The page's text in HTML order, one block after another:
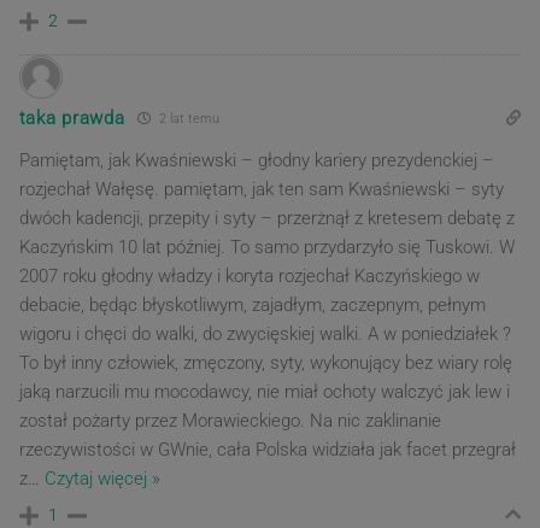
2
taka prawda 2 lat temu
Pamiętam, jak Kwaśniewski – głodny kariery prezydenckiej –
rozjechał Wałęsę. pamiętam, jak ten sam Kwaśniewski – syty
dwóch kadencji, przepity i syty – przerżnął z kretesem debatę z
Kaczyńskim 10 lat później. To samo przydarzyło się Tuskowi. W
2007 roku głodny władzy i koryta rozjechał Kaczyńskiego w
debacie, będąc błyskotliwym, zajadłym, zaczepnym, pełnym
wigoru i chęci do walki, do zwycięskiej walki. A w poniedziałek ?
To był inny człowiek, zmęczony, syty, wykonujący bez wiary rolę
jaką narzucili mu mocodawcy, nie miał ochoty walczyć jak lew i
został pożarty przez Morawieckiego. Na nic zaklinanie
rzeczywistości w GWnie, cała Polska widziała jak facet przegrał
z… Czytaj więcej »
1